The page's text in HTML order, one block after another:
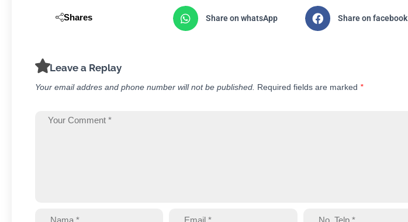
Shares Share on whatsApp Share on facebook
Leave a Replay
Your email addres and phone number will not be published. Required fields are marked *